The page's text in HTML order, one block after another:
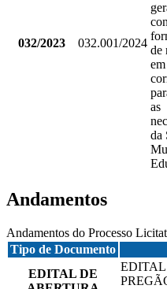
032/2023 032.001/2024
de
as
da
Andamentos
Andamentos do Processo
Tipo de Documento
EDITAL DE